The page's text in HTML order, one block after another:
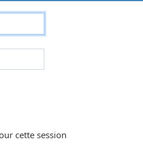
cette session